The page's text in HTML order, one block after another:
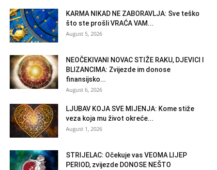
KARMA NIKAD NE ZABORAVLJA: Sve teško
što ste prošli VRAĆA VAM...
August 5, 2026
NEOČEKIVANI NOVAC STIŽE RAKU, DJEVICI I
BLIZANCIMA: Zvijezde im donose
finansijsko...
August 6, 2026
LJUBAV KOJA SVE MIJENJA: Kome stiže
veza koja mu život okreće...
August 1, 2026
STRIJELAC: Očekuje vas VEOMA LIJEP
PERIOD, zvijezde DONOSE NEŠTO